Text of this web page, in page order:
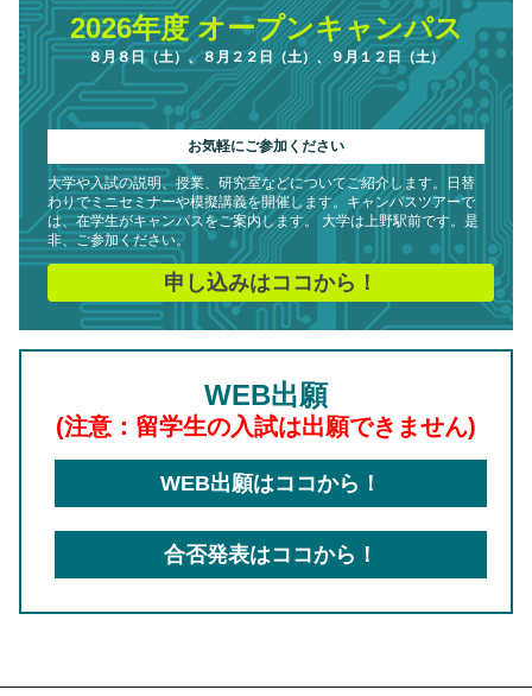
2026年度 オープンキャンパス
８月８日（土）、８月２２日（土）、９月１２日（土）
お気軽にご参加ください
大学や入試の説明、授業、研究室などについてご紹介します。日替
わりでミニセミナーや模擬講義を開催します。キャンパスツアーで
は、在学生がキャンパスをご案内します。 大学は上野駅前です。是
非、ご参加ください。
申し込みはココから！
WEB出願
(注意：留学生の入試は出願できません)
WEB出願はココから！
合否発表はココから！